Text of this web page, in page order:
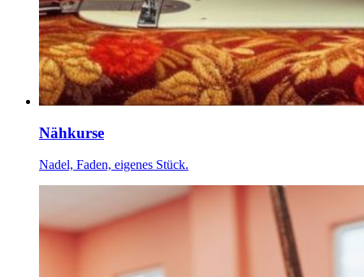
Nähkurse
Nadel, Faden, eigenes Stück.